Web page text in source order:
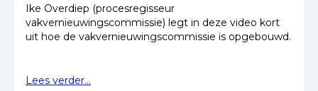
Ike Overdiep (procesregisseur
vakvernieuwingscommissie) legt in deze video kort
uit hoe de vakvernieuwingscommissie is opgebouwd.
Lees verder...